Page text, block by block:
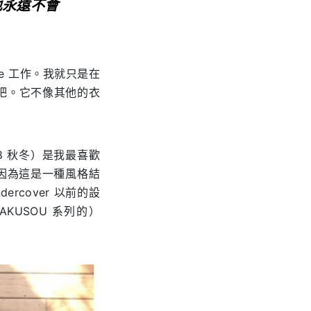
遠不會
工作。我就只是在
。它不像其他的衣
秋冬）是我最喜歡
為這是一種風格結
以前的設
系列的）